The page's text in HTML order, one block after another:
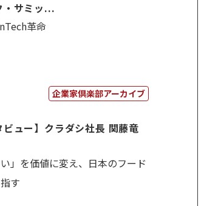
・サミッ...
革命
企業家倶楽部アーカイブ
ビュー】クラダシ社長 関藤竜
い」を価値に変え、日本のフード
す